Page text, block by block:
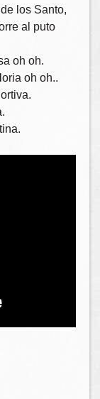
los Santo,
al puto
oh oh.
oh oh..